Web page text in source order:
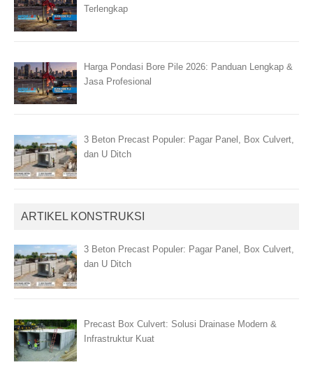
Terlengkap
Harga Pondasi Bore Pile 2026: Panduan Lengkap &
Jasa Profesional
3 Beton Precast Populer: Pagar Panel, Box Culvert,
dan U Ditch
ARTIKEL KONSTRUKSI
3 Beton Precast Populer: Pagar Panel, Box Culvert,
dan U Ditch
Precast Box Culvert: Solusi Drainase Modern &
Infrastruktur Kuat